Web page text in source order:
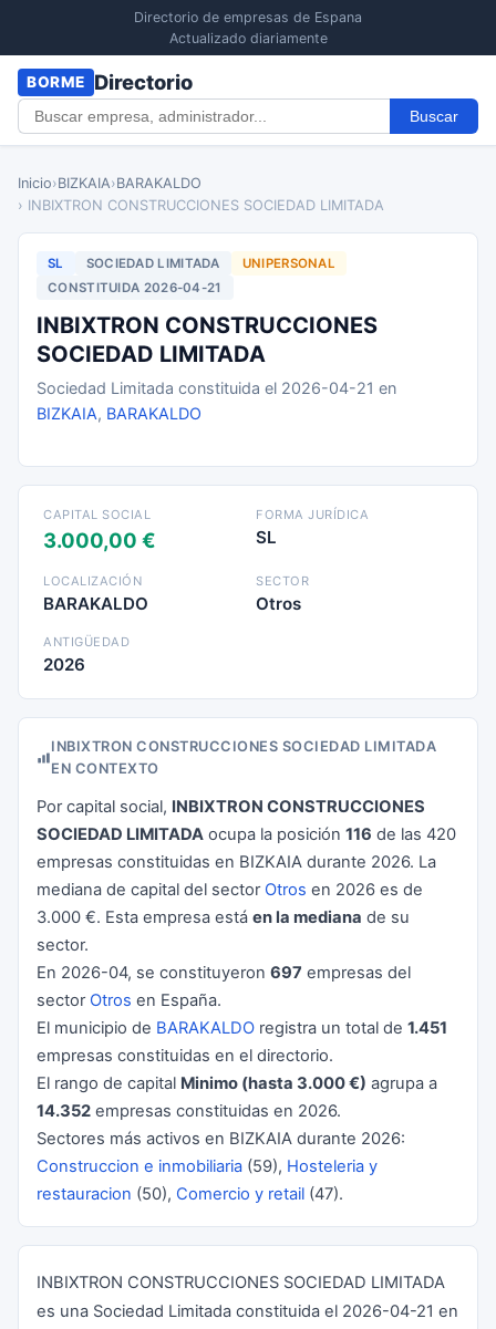
Directorio de empresas de Espana
Actualizado diariamente
BORME Directorio
Buscar
Inicio›BIZKAIA›BARAKALDO
› INBIXTRON CONSTRUCCIONES SOCIEDAD LIMITADA
SL SOCIEDAD LIMITADA
UNIPERSONAL
CONSTITUIDA 2026-04-21
INBIXTRON CONSTRUCCIONES
SOCIEDAD LIMITADA
Sociedad Limitada constituida el 2026-04-21 en
BIZKAIA, BARAKALDO
CAPITAL SOCIAL
3.000,00 €
FORMA JURÍDICA
SL
LOCALIZACIÓN
BARAKALDO
SECTOR
Otros
ANTIGÜEDAD
2026
INBIXTRON CONSTRUCCIONES SOCIEDAD LIMITADA
EN CONTEXTO
Por capital social, INBIXTRON CONSTRUCCIONES
SOCIEDAD LIMITADA ocupa la posición 116 de las 420
empresas constituidas en BIZKAIA durante 2026. La
mediana de capital del sector Otros en 2026 es de
3.000 €. Esta empresa está en la mediana de su
sector.
En 2026-04, se constituyeron 697 empresas del
sector Otros en España.
El municipio de BARAKALDO registra un total de 1.451
empresas constituidas en el directorio.
El rango de capital Minimo (hasta 3.000 €) agrupa a
14.352 empresas constituidas en 2026.
Sectores más activos en BIZKAIA durante 2026:
Construccion e inmobiliaria (59), Hosteleria y
restauracion (50), Comercio y retail (47).
INBIXTRON CONSTRUCCIONES SOCIEDAD LIMITADA
es una Sociedad Limitada constituida el 2026-04-21 en